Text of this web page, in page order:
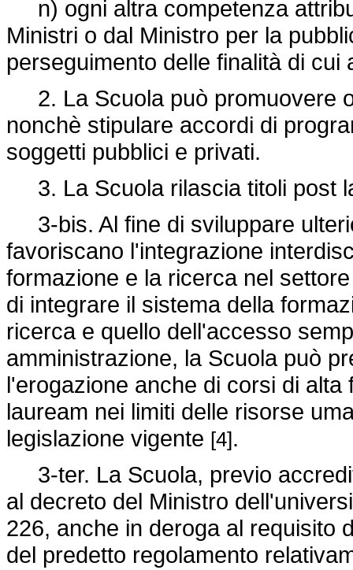
n) ogni altra competenza
Ministri o dal Ministro per la
perseguimento delle finalità di cui
2. La Scuola può promuovere
nonchè stipulare accordi di
soggetti pubblici e privati.
3. La Scuola rilascia titoli post
3-bis. Al fine di sviluppare
favoriscano l'integrazione
formazione e la ricerca nel
di integrare il sistema della
ricerca e quello dell'accesso
amministrazione, la Scuola può
l'erogazione anche di corsi di
lauream nei limiti delle risorse
legislazione vigente [4].
3-ter. La Scuola, previo
al decreto del Ministro
226, anche in deroga al requisito
del predetto regolamento